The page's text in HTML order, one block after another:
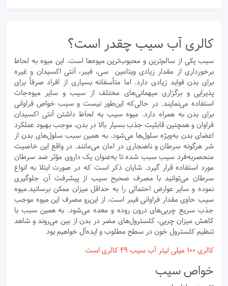
کالری آب سیب چقدر است؟
سیب یکی از سالم‌ترین و محبوب‌ترین میوه‌ها است. این میوه به لحاظ
برخورداری از مقدار زیادی ویتامین سی، فیبر، آنتی اکسیدان و غیره
برای بدن فواید زیادی دارد. اما متأسفانه بسیاری از افراد صرفاً برای
پذیرایی و برگزاری میهمانی‌های مختلف از سیب و سایر میوه‌جات
استفاده می‌نمایند. در حالی‌که این‌طور نیست و سیب خواص فراوانی
برای بدن به همراه دارد. میوه سیب به لحاظ داشتن آنتی اکسیدان
فراوان و همچنین قابلیت جذب بسیار بالا در بدن، موجب بهبود عملکرد
اعضای بدن به‌ویژه سلول‌ها می‌شود. به همین سبب سلول‌های بدن از
شر هرگونه سرطان و ناهنجاری در امان می‌مانند. در واقع این خاصیت
منحصر‌به‌فرد سیب سبب شده تا به‌عنوان یک داروی مؤثر ضد سرطان
مورد استفاده قرار گیرد. شایان ذکر است که در صورت ابتلا به انواع
سرطان می‌توانید با مصرف صحیح سیب از پیشرفت آن جلوگیری
نموده و سایر عوارض احتمالی را به حداقل میزان ممکن برسانید.میوه
سیب حاوی مقدار فراوانی فیبر است. از این‌رو مصرف این میوه موجب
جذب سریع چربی‌های درون روده و معده می‌شود. به همین سبب با
کاهش میزان چربی، کلسترول‌های مضر در بدن از بین می‌روند و شاهد
تنظیم کلسترول خون در سطح مطلوب و ایده‌آل خواهیم بود
کالری 100 میلی لیتر آب سیب 49 کالری است
خواص سیب